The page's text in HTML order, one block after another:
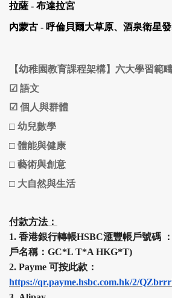
拉薩 - 布達拉宮
內蒙古 - 呼倫貝爾大草原、酒泉衛星
【幼稚園教育課程架構】六大學習範疇
☑ 語文
☑ 個人與群體
□ 幼兒數學
□ 體能與健康
□ 藝術與創意
□ 大自然與生活
付款方法：
1. 香港銀行轉帳HSBC滙豐帳戶號碼
戶名稱：GC*L T*A HKG*T)
2. Payme 可按此款：
https://qr.payme.hsbc.com.hk/2/